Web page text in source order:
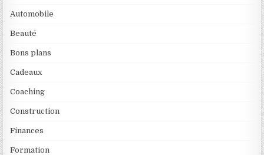
Automobile
Beauté
Bons plans
Cadeaux
Coaching
Construction
Finances
Formation